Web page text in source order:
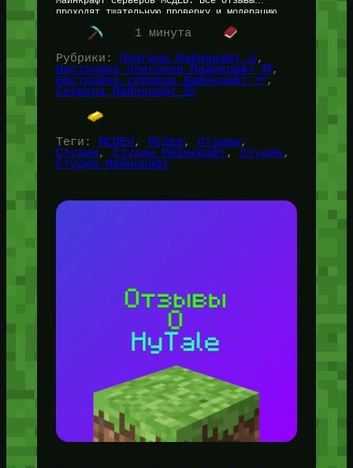
проходят тщательную проверку и модерацию,
если у Администрации сайта могут быть…
1 минута
Рубрики:
Плагины Майнкрафт ♨️
Настройка плагинов Майнкрафт ⚒️
Настройка сервера Майнкрафт 🔦
Сервера Майнкрафт 🛜
Теги: MCDEV, МСДев, Отзывы
Студии, Студии Майнкрафт, Студия
Студия Майнкрафт